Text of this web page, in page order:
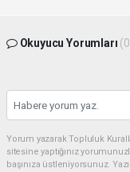
Okuyucu Yorumları
Yorum yazarak Topluluk
sitesine yaptığınız
başınıza üstleniyorsunuz.